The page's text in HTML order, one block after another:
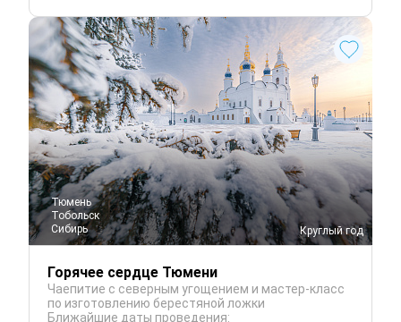
Тюмень
Тобольск
Сибирь
Круглый год
Горячее сердце Тюмени
Чаепитие с северным угощением и мастер-класс
по изготовлению берестяной ложки
Ближайшие даты проведения: